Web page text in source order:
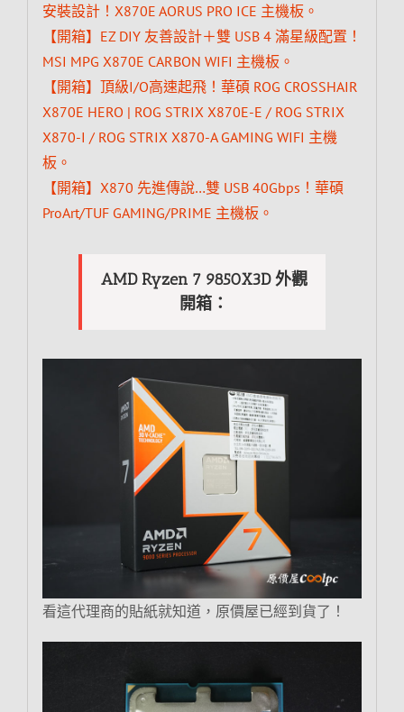
安裝設計！X870E AORUS PRO ICE 主機板。
【開箱】EZ DIY 友善設計＋雙 USB 4 滿星級配置！
MSI MPG X870E CARBON WIFI 主機板。
【開箱】頂級I/O高速起飛！華碩 ROG CROSSHAIR
X870E HERO | ROG STRIX X870E-E / ROG STRIX
X870-I / ROG STRIX X870-A GAMING WIFI 主機
板。
【開箱】X870 先進傳說…雙 USB 40Gbps！華碩
ProArt/TUF GAMING/PRIME 主機板。
AMD Ryzen 7 9850X3D 外觀
開箱：
看這代理商的貼紙就知道，原價屋已經到貨了！